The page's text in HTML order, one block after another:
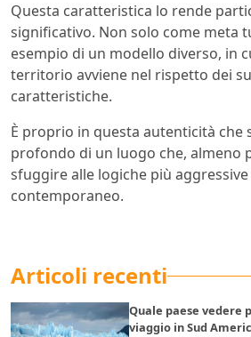
Questa caratteristica lo rende
significativo. Non solo come meta
esempio di un modello diverso, in
territorio avviene nel rispetto dei
caratteristiche.
È proprio in questa autenticità che
profondo di un luogo che, almeno
sfuggire alle logiche più
contemporaneo.
Articoli recenti
Quale paese vedere
viaggio in Sud